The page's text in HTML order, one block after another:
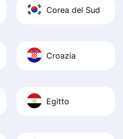
Corea del Sud
Croazia
Egitto